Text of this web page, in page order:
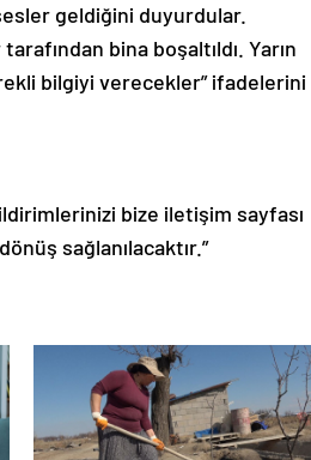
geldiğini duyurdular.
bina boşaltıldı. Yarın
bilgiyi verecekler” ifadelerini
bize iletişim sayfası
sağlanılacaktır.”